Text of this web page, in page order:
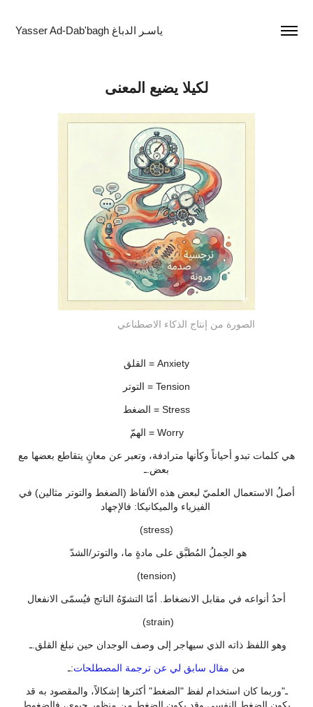
Yasser Ad-Dab'bagh ياسـر الدباغ
لكيلا يضيع المعنى
الصورة من إنتاج الذكاء الاصطناعي
القلق = Anxiety
التوتر = Tension
الضغط = Stress
الهمّ = Worry
هي كلمات تبدو أحياناً وكأنها مترادفة، وتعبر عن معانٍ يتقاطع بعضها مع
بعض.ـ
أصلُ الاستعمال العلميّ لبعض هذه الألفاظ (الضغط والتوتر مثالين) في
(stress)
هو الحِملُ المُطبَّق على مادةٍ ما، والتوتر/الشدّ
(tension)
أحدُ أنواعه في مقابل الانضغاط. أمّا التشوّهُ الناتج فيُسمّى الانفعال
(strain)
وهو اللفظ ذاته الذي سيهاجر إلى وصف الوجدان حين نبلغ القلق.ـ
من مقال سابق لي عن ترجمة المصطلحات:ـ
ـ"وربما كان استخدام لفظ "الضغط" أكثرها إشكالاً، والمقصود به قد